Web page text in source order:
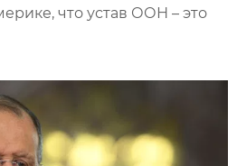
что устав ООН – это